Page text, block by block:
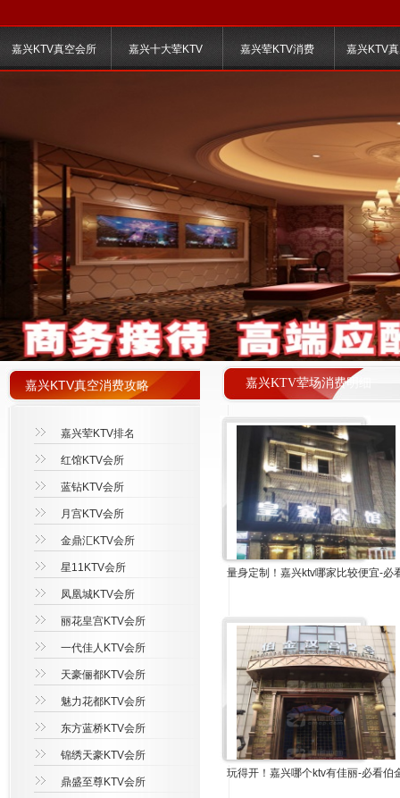
嘉兴KTV真空会所 嘉兴十大荤KTV 嘉兴荤KTV消费 嘉兴KTV
嘉兴KTV荤场消费明细
嘉兴KTV真空消费攻略
嘉兴荤KTV排名
红馆KTV会所
蓝钻KTV会所
月宫KTV会所
金鼎汇KTV会所
星11KTV会所
凤凰城KTV会所
丽花皇宫KTV会所
一代佳人KTV会所
天豪俪都KTV会所
魅力花都KTV会所
东方蓝桥KTV会所
锦绣天豪KTV会所
鼎盛至尊KTV会所
量身定制！嘉兴ktv哪家比较便宜-必
玩得开！嘉兴哪个ktv有佳丽-必看伯